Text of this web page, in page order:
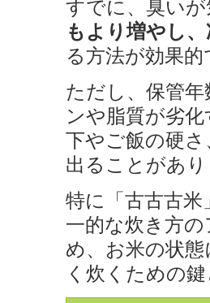
すでに、臭い
もより増やし
る方法が効果的
ただし、保管
ンや脂質が劣
下やご飯の硬
出ることがあ
特に「古古古
一的な炊き方
め、お米の状
く炊くための